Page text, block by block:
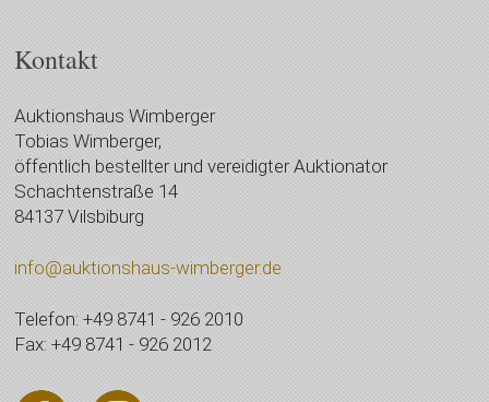
Kontakt
Auktionshaus Wimberger
Tobias Wimberger,
öffentlich bestellter und vereidigter Auktionator
Schachtenstraße 14
84137 Vilsbiburg
info@auktionshaus-wimberger.de
Telefon: +49 8741 - 926 2010
Fax: +49 8741 - 926 2012